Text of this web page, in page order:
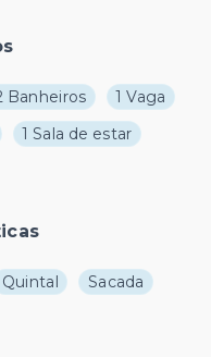
Banheiros
1 Vaga
1 Sala de estar
Quintal
Sacada